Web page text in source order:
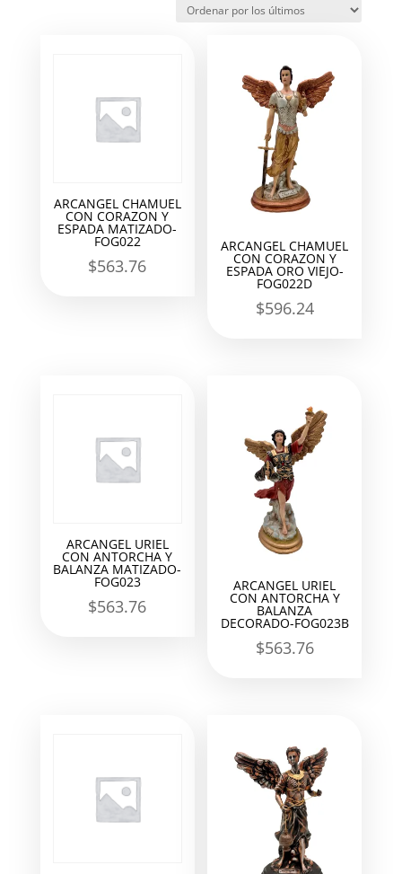
los
ARCANGEL CHAMUEL
CON CORAZON Y
ESPADA MATIZADO-
FOG022
$563.76
ARCANGEL CHAMUEL
CON CORAZON Y
ESPADA ORO VIEJO-
FOG022D
$596.24
ARCANGEL URIEL
CON ANTORCHA Y
BALANZA MATIZADO-
FOG023
$563.76
ARCANGEL URIEL
CON ANTORCHA Y
BALANZA
DECORADO-FOG023B
$563.76